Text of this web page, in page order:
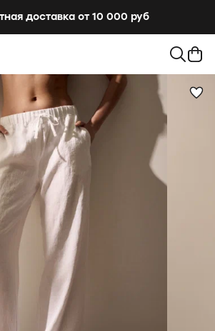
доставка от 10 000 руб